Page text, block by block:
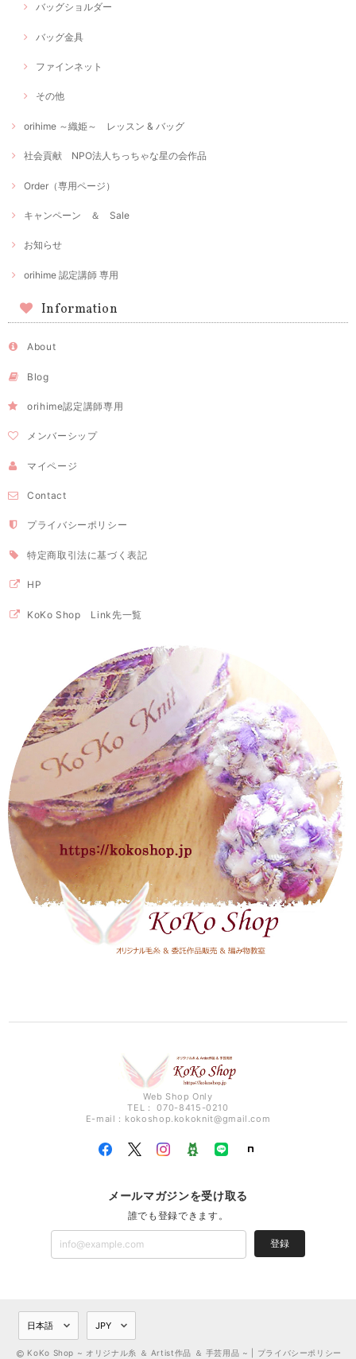
バッグショルダー
バッグ金具
ファインネット
その他
orihime ～織姫～ レッスン & バッグ
社会貢献 NPO法人ちっちゃな星の会作品
Order（専用ページ）
キャンペーン ＆ Sale
お知らせ
orihime 認定講師 専用
Information
About
Blog
orihime認定講師専用
メンバーシップ
マイページ
Contact
プライバシーポリシー
特定商取引法に基づく表記
HP
KoKo Shop Link先一覧
Web Shop Only
TEL： 070-8415-0210
E-mail： kokoshop.kokoknit@gmail.com
メールマガジンを受け取る
誰でも登録できます。
登録
KoKo Shop ~ オリジナル糸 ＆ Artist作品 ＆ 手芸用品 ~ |
プライバシーポリシー